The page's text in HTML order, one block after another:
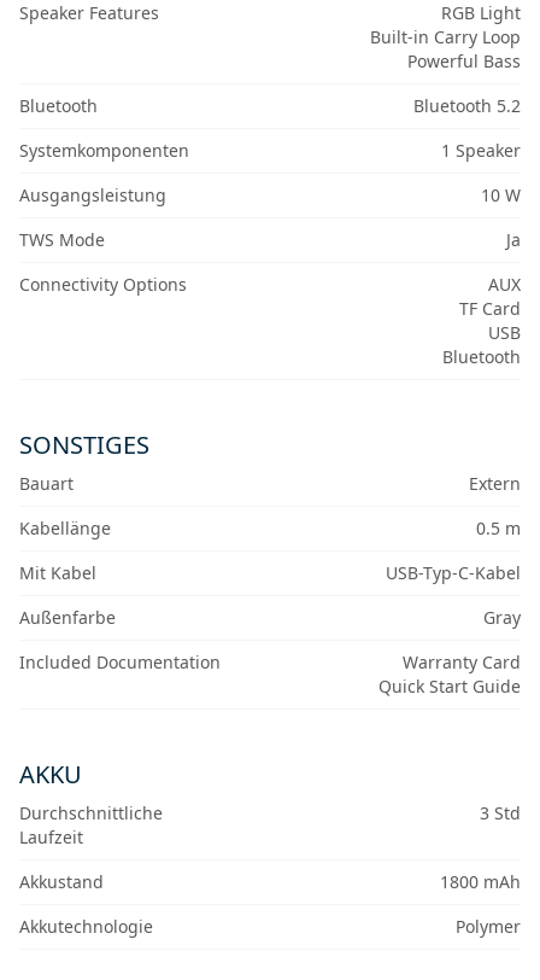
Speaker Features
RGB Light
Built-in Carry Loop
Powerful Bass
Bluetooth
Bluetooth 5.2
Systemkomponenten
1 Speaker
Ausgangsleistung
10 W
TWS Mode
Ja
Connectivity Options
AUX
TF Card
USB
Bluetooth
SONSTIGES
Bauart
Extern
Kabellänge
0.5 m
Mit Kabel
USB-Typ-C-Kabel
Außenfarbe
Gray
Included Documentation
Warranty Card
Quick Start Guide
AKKU
Durchschnittliche
Laufzeit
3 Std
Akkustand
1800 mAh
Akkutechnologie
Polymer